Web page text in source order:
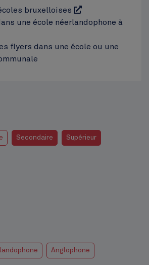
bruxelloises
une école néerlandophone à
flyers dans une école ou une
Secondaire Supérieur
Anglophone